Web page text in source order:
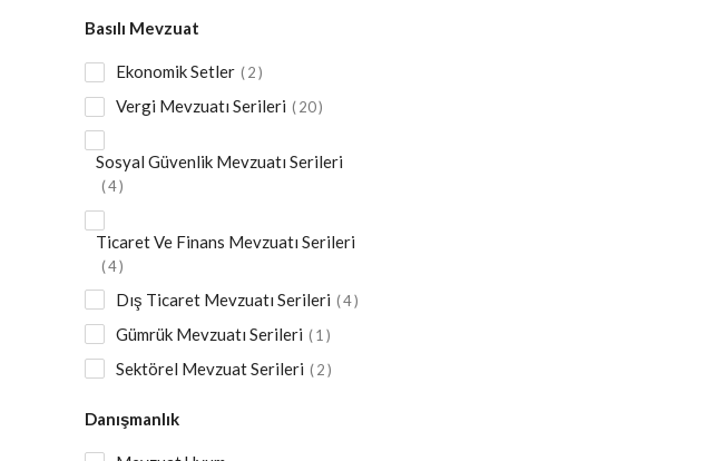
Basılı Mevzuat
Ekonomik Setler 2
Vergi Mevzuatı Serileri 20
Sosyal Güvenlik Mevzuatı Serileri
4
Ticaret Ve Finans Mevzuatı Serileri
4
Dış Ticaret Mevzuatı Serileri 4
Gümrük Mevzuatı Serileri 1
Sektörel Mevzuat Serileri 2
Danışmanlık